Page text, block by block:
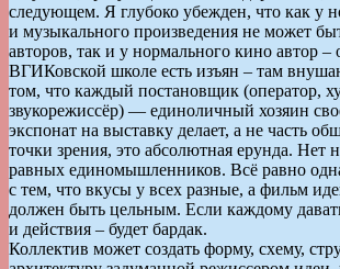
следующем. Я глубоко убежден, что как у
и музыкального произведения не может
авторов, так и у нормального кино автор
ВГИКовской школе есть изъян – там
том, что каждый постановщик (оператор,
звукорежиссёр) — единоличный хозяин
экспонат на выставку делает, а не часть
точки зрения, это абсолютная ерунда. Нет
равных единомышленников. Всё равно
с тем, что вкусы у всех разные, а фильм
должен быть цельным. Если каждому
и действия – будет бардак.
Коллектив может создать форму, схему,